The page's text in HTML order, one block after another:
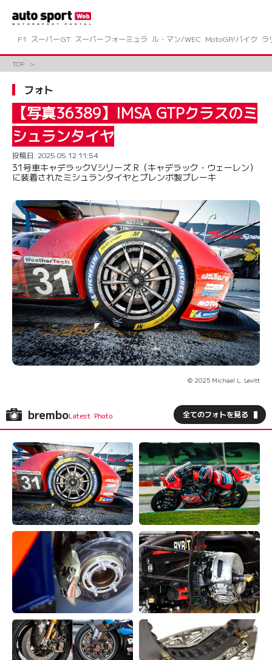
ツ
ス
F1 スーパーGT スーパーフォーミュラ ル・マン/WEC MotoGP/バイク ラ
TOP
フォト
【写真36389】IMSA GTPクラスのミ
シュランタイヤ
投稿日: 2025.05.12 11:54
31号車キャデラックVシリーズ.R（キャデラック・ウェーレン）
に装着されたミシュランタイヤとブレンボ製ブレーキ
© 2025 Michael L. Levitt
brembo 全てのフォトを見る